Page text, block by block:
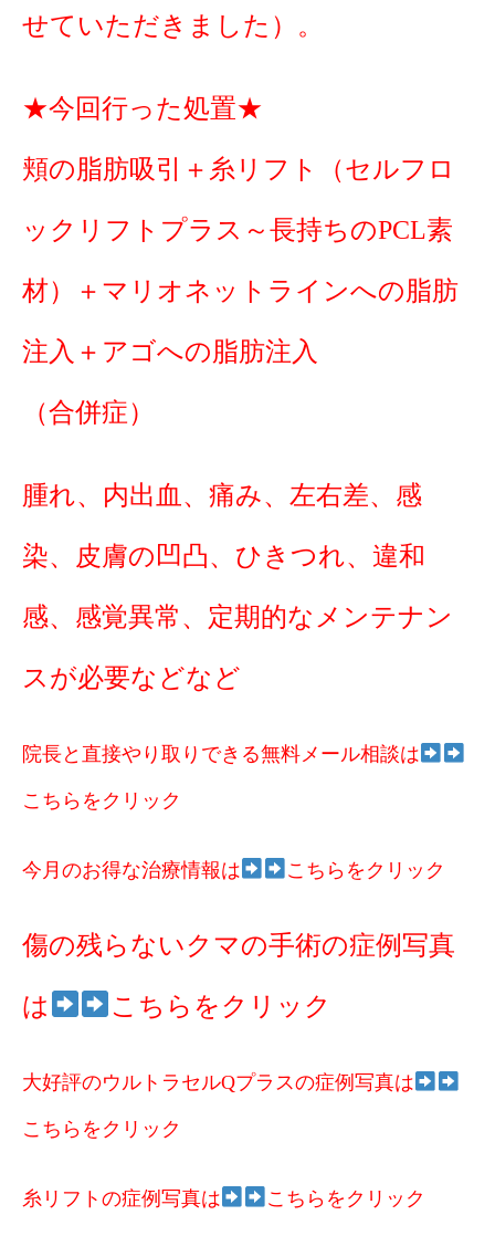
せていただきました）。
★今回行った処置★
頬の脂肪吸引＋糸リフト（セルフロ
ックリフトプラス～長持ちのPCL素
材）＋マリオネットラインへの脂肪
注入＋アゴへの脂肪注入
（合併症）
腫れ、内出血、痛み、左右差、感
染、皮膚の凹凸、ひきつれ、違和
感、感覚異常、定期的なメンテナン
スが必要などなど
院長と直接やり取りできる無料メール相談は
こちらをクリック
今月のお得な治療情報は こちらをクリック
傷の残らないクマの手術の症例写真
は こちらをクリック
大好評のウルトラセルQプラスの症例写真は
こちらをクリック
糸リフトの症例写真は こちらをクリック